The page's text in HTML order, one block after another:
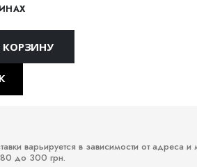
КОРЗИНУ
варьируется в зависимости от адреса и
до 300 грн.